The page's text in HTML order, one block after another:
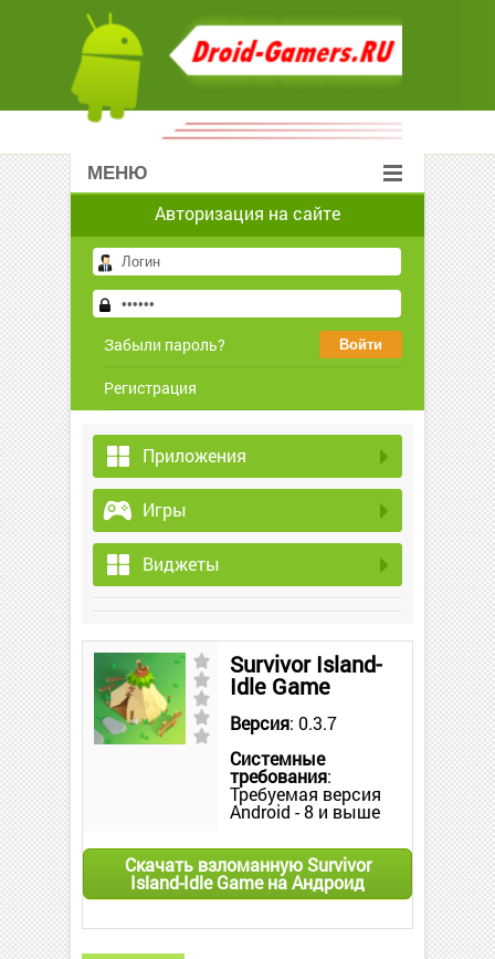
МЕНЮ
Авторизация на сайте
Забыли пароль?
Регистрация
Приложения
Игры
Виджеты
Survivor Island-
Idle Game
Версия: 0.3.7
Системные
требования:
Требуемая версия
Android - 8 и выше
Скачать взломанную Survivor
Island-Idle Game на Андроид